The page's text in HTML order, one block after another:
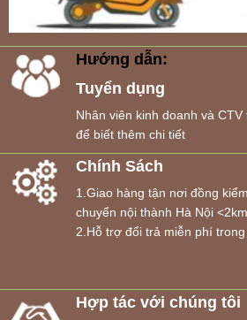
Hướng dẫn:
Tuyển dụng
Nhân viên kinh doanh và
để biết thêm chi tiết
Chính Sách
1.Giao hàng tận nơi đồng
chuyển nội thành Hà Nội <2km.
2.Hỗ trợ đổi trả miễn phí trong
Hợp tác với chúng tôi